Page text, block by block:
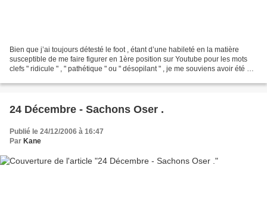
Bien que j’ai toujours détesté le foot , étant d’une habileté en la matière
susceptible de me faire figurer en 1ère position sur Youtube pour les mots
clefs " ridicule " , " pathétique " ou " désopilant " , je me souviens avoir été un
24 Décembre - Sachons Oser .
Publié le 24/12/2006 à 16:47
Par Kane